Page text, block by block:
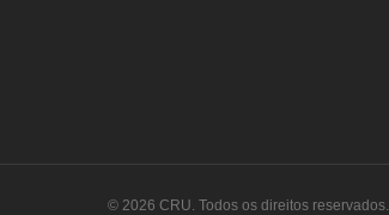
© 2026 CRU. Todos os direitos reservados.